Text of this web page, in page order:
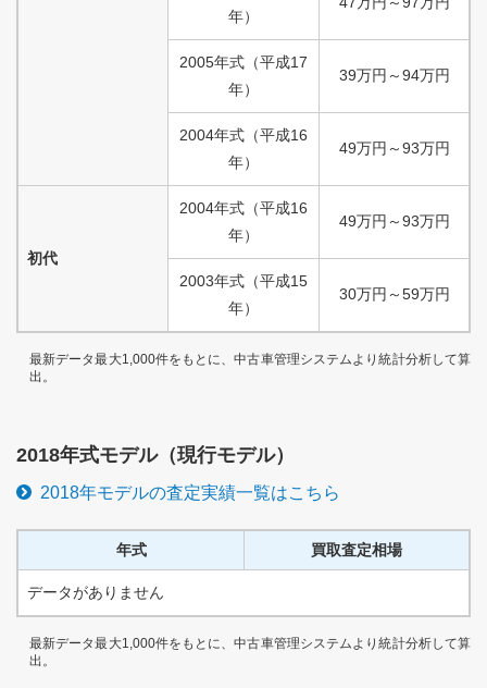
年）
2005年式 （平成17
年）
39万円 ～94万円
2004年式 （平成16
年）
49万円 ～93万円
初代
2004年式 （平成16
年）
49万円 ～93万円
2003年式 （平成15
年）
30万円 ～59万円
最新データ最大1,000件をもとに、中古車管理システムより統計分析して算
出。
2018年式モデル（現行モデル）
2018年モデルの査定実績一覧はこちら
年式 買取査定相場
データがありません
最新データ最大1,000件をもとに、中古車管理システムより統計分析して算
出。